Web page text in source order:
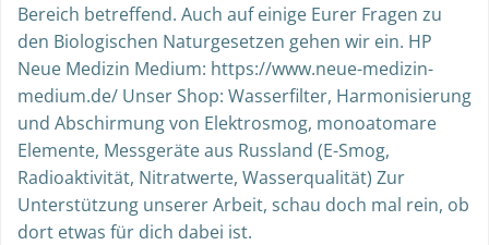
Bereich betreffend. Auch auf einige Eurer Fragen zu
den Biologischen Naturgesetzen gehen wir ein. HP
Neue Medizin Medium: https://www.neue-medizin-
medium.de/ Unser Shop: Wasserfilter, Harmonisierung
und Abschirmung von Elektrosmog, monoatomare
Elemente, Messgeräte aus Russland (E-Smog,
Radioaktivität, Nitratwerte, Wasserqualität) Zur
Unterstützung unserer Arbeit, schau doch mal rein, ob
dort etwas für dich dabei ist.